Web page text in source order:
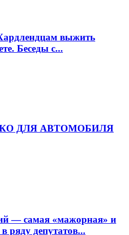
выжить
Беседы с...
ДЛЯ АВТОМОБИЛЯ
— самая «мажорная» и
ряду депутатов...